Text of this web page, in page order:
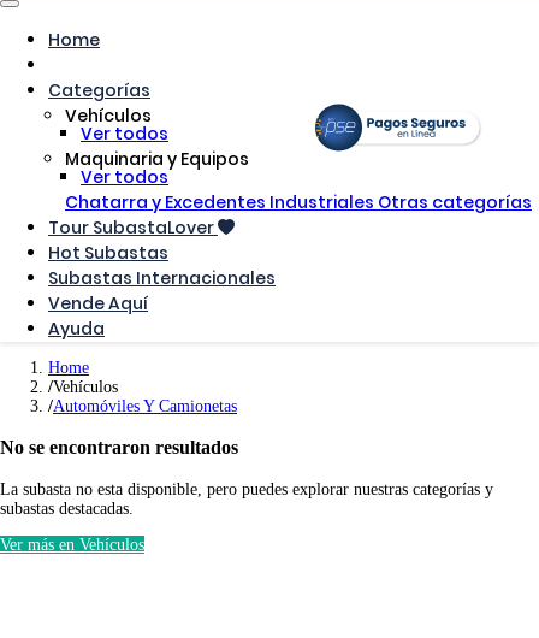
Home
Categorías
Vehículos
Ver todos
Maquinaria y Equipos
Ver todos
Chatarra y Excedentes Industriales Otras categorías
Tour SubastaLover
Hot Subastas
Subastas Internacionales
Vende Aquí
Ayuda
Home
Vehículos
Automóviles Y Camionetas
No se encontraron resultados
La subasta no esta disponible, pero puedes explorar nuestras categorías y
subastas destacadas.
Ver más en Vehículos